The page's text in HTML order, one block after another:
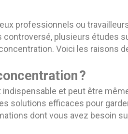
professionnels ou
plusieurs études
Voici les raisons
?
et peut être
solutions efficaces pour
dont vous avez besoin